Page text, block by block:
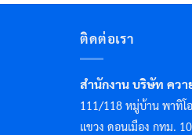
ติดต่อเรา
สำนักงาน บริษัท ควา
111/118 หมู่บ้าน พาทิโ
แขวง ดอนเมือง กทม.